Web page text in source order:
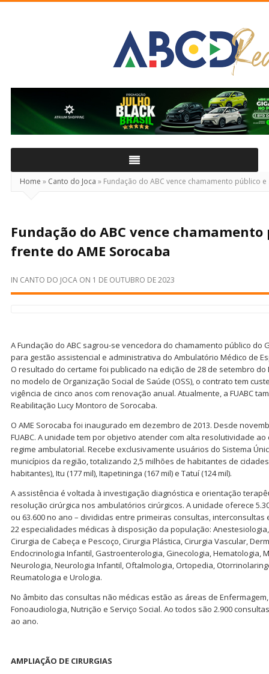
Real
Home » Canto do Joca » Fundação do ABC vence chamamento público
Fundação do ABC vence
frente do AME Sorocaba
IN CANTO DO JOCA ON 1 DE OUTUBRO DE 2023
A Fundação do ABC sagrou-se vencedora do chamamento público do
para gestão assistencial e administrativa do Ambulatório Médico de
O resultado do certame foi publicado na edição de 28 de setembro do
no modelo de Organização Social de Saúde (OSS), o contrato tem
vigência de cinco anos com renovação anual. Atualmente, a FUABC
Reabilitação Lucy Montoro de Sorocaba.
O AME Sorocaba foi inaugurado em dezembro de 2013. Desde
FUABC. A unidade tem por objetivo atender com alta resolutividade
regime ambulatorial. Recebe exclusivamente usuários do Sistema
municípios da região, totalizando 2,5 milhões de habitantes de
habitantes), Itu (177 mil), Itapetininga (167 mil) e Tatuí (124 mil).
A assistência é voltada à investigação diagnóstica e orientação
resolução cirúrgica nos ambulatórios cirúrgicos. A unidade oferece
ou 63.600 no ano – divididas entre primeiras consultas,
22 especialidades médicas à disposição da população:
Cirurgia de Cabeça e Pescoço, Cirurgia Plástica, Cirurgia Vascular,
Endocrinologia Infantil, Gastroenterologia, Ginecologia, Hematologia,
Neurologia, Neurologia Infantil, Oftalmologia, Ortopedia,
Reumatologia e Urologia.
No âmbito das consultas não médicas estão as áreas de
Fonoaudiologia, Nutrição e Serviço Social. Ao todos são 2.900
ao ano.
AMPLIAÇÃO DE CIRURGIAS